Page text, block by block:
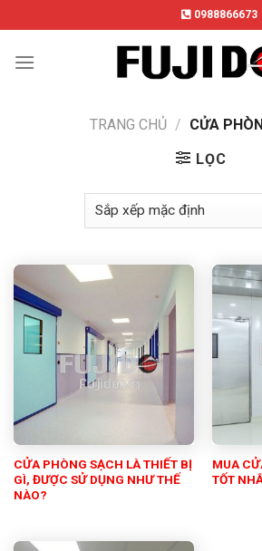
to
content
0988866673
TRANG CHỦ / CỬA
LỌC
CỬA PHÒNG SẠCH LÀ THIẾT BỊ
GÌ, ĐƯỢC SỬ DỤNG NHƯ THẾ
NÀO?
MUA
TỐT